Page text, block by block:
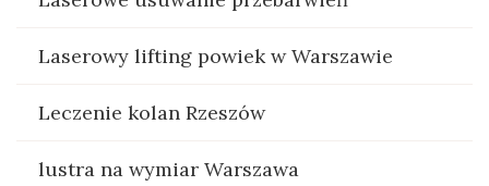
Laserowy lifting powiek w Warszawie
Leczenie kolan Rzeszów
lustra na wymiar Warszawa